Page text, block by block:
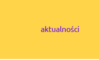
aktualności